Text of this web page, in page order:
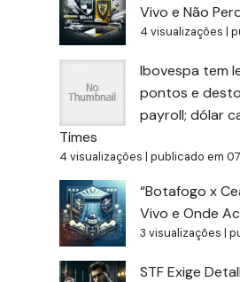
Vivo e Não
4 visualizações |
Ibovespa tem
pontos e
payroll; dólar
Times
4 visualizações |publicado em
“Botafogo x
Vivo e Onde
3 visualizações |
STF Exige